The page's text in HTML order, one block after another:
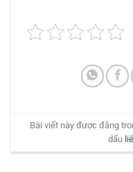
Bài viết này được đăng
dấu